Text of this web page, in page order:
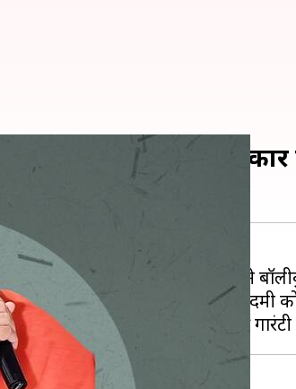
खान की 2 करोड़ की कार
के पीठाधीश्वेर रामानंदजी महाराज ने
पर कहा, "जान बचाने के लिए हर आदमी